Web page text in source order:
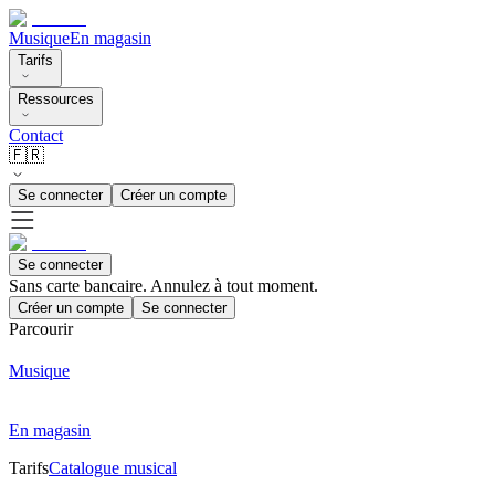
MusiqueEn magasin
Tarifs
Ressources
Contact
🇫🇷
Se connecter Créer un compte
Se connecter
Sans carte bancaire. Annulez à tout moment.
Créer un compte Se connecter
Parcourir
Musique
En magasin
TarifsCatalogue musical